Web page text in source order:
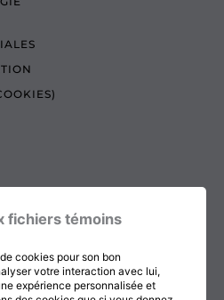
ET ÉCHOS
fichiers témoins
cookies pour son bon
votre interaction avec lui,
expérience personnalisée et